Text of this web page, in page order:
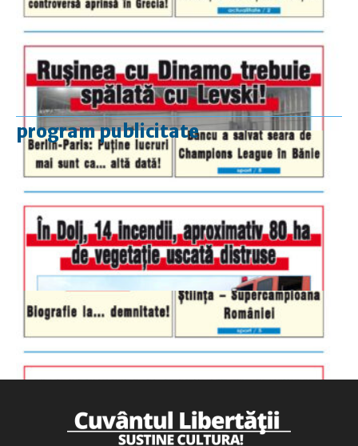
program publicitate
luni-vineri
9.00 - 17.00
duminică
9.00 - 12.00